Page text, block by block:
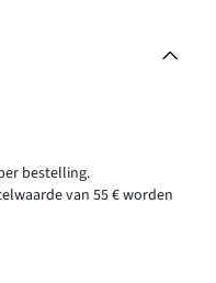
bestelling.
van 55 € worden